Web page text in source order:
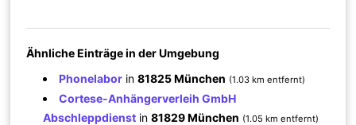
Ähnliche Einträge in der Umgebung
Phonelabor in81825 München (1.03 km entfernt)
Cortese-Anhängerverleih GmbH
Abschleppdienst in81829 München (1.05 km entfernt)